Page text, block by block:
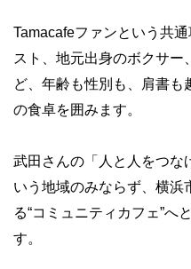
Tamacafeファンという共
スト、地元出身のボクサー
ど、年齢も性別も、肩書も
の食卓を囲みます。
武田さんの「人と人をつな
いう地域のみならず、横浜
る“コミュニティカフェ”へ
す。